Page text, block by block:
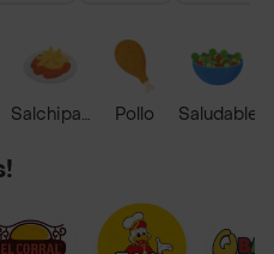
Salchipapas Pollo Saludable